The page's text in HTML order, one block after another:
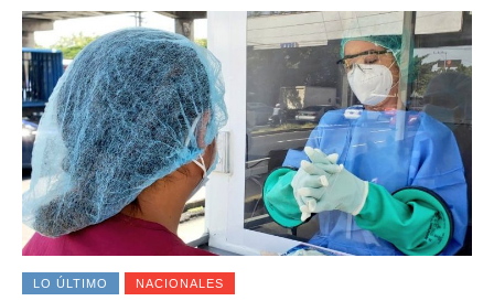
LO ÚLTIMO NACIONALES